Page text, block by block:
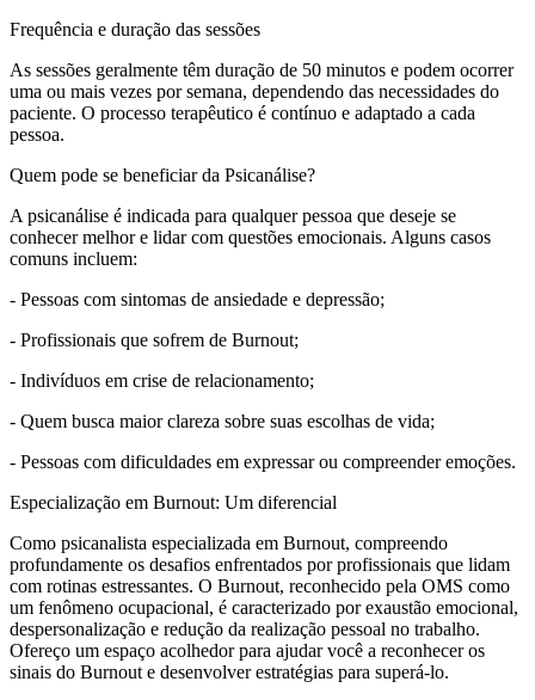
Frequência e duração das sessões
As sessões geralmente têm duração de 50 minutos e podem ocorrer
uma ou mais vezes por semana, dependendo das necessidades do
paciente. O processo terapêutico é contínuo e adaptado a cada
pessoa.
Quem pode se beneficiar da Psicanálise?
A psicanálise é indicada para qualquer pessoa que deseje se
conhecer melhor e lidar com questões emocionais. Alguns casos
comuns incluem:
- Pessoas com sintomas de ansiedade e depressão;
- Profissionais que sofrem de Burnout;
- Indivíduos em crise de relacionamento;
- Quem busca maior clareza sobre suas escolhas de vida;
- Pessoas com dificuldades em expressar ou compreender emoções.
Especialização em Burnout: Um diferencial
Como psicanalista especializada em Burnout, compreendo
profundamente os desafios enfrentados por profissionais que lidam
com rotinas estressantes. O Burnout, reconhecido pela OMS como
um fenômeno ocupacional, é caracterizado por exaustão emocional,
despersonalização e redução da realização pessoal no trabalho.
Ofereço um espaço acolhedor para ajudar você a reconhecer os
sinais do Burnout e desenvolver estratégias para superá-lo.